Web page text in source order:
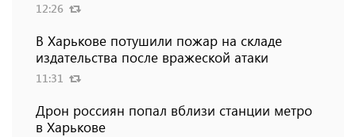
12:26
В Харькове потушили пожар на складе
издательства после вражеской атаки
11:31
Дрон россиян попал вблизи станции метро
в Харькове